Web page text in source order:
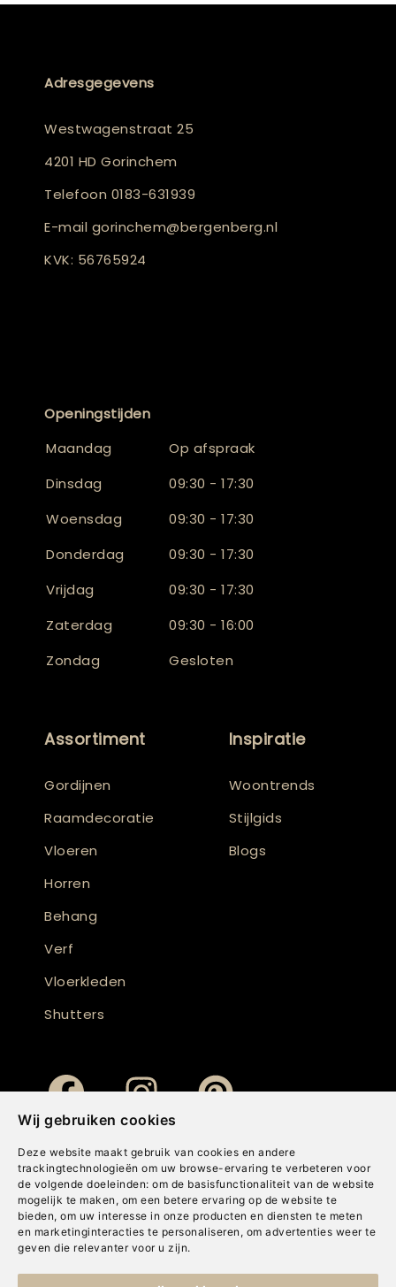
Wij gebruiken cookies
Deze website maakt gebruik van cookies en andere
trackingtechnologieën om uw browse-ervaring te verbeteren voor
de volgende doeleinden: om de basisfunctionaliteit van de website
mogelijk te maken , om een betere ervaring op de website te
bieden, om uw interesse in onze producten en diensten te meten
en marketinginteracties te personaliseren , om advertenties weer te
geven die relevanter voor u zijn.
Adresgegevens
Westwagenstraat 25
4201 HD Gorinchem
Telefoon 0183-631939
E-mail gorinchem@bergenberg.nl
KVK: 56765924
Openingstijden
Maandag
Op afspraak
Dinsdag
09:30 - 17:30
Woensdag
09:30 - 17:30
Donderdag
09:30 - 17:30
Vrijdag
09:30 - 17:30
Zaterdag
09:30 - 16:00
Zondag
Gesloten
Assortiment
Gordijnen
Raamdecoratie
Vloeren
Horren
Behang
Verf
Vloerkleden
Shutters
Inspiratie
Woontrends
Stijlgids
Blogs